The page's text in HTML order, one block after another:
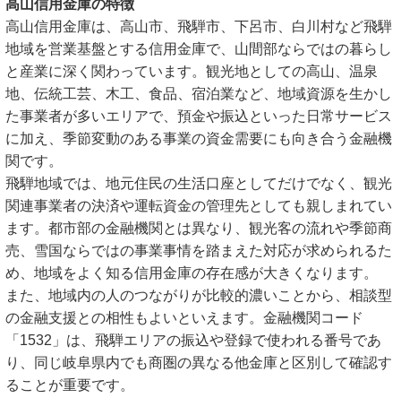
高山信用金庫の特徴
高山信用金庫は、高山市、飛騨市、下呂市、白川村など飛騨
地域を営業基盤とする信用金庫で、山間部ならではの暮らし
と産業に深く関わっています。観光地としての高山、温泉
地、伝統工芸、木工、食品、宿泊業など、地域資源を生かし
た事業者が多いエリアで、預金や振込といった日常サービス
に加え、季節変動のある事業の資金需要にも向き合う金融機
関です。
飛騨地域では、地元住民の生活口座としてだけでなく、観光
関連事業者の決済や運転資金の管理先としても親しまれてい
ます。都市部の金融機関とは異なり、観光客の流れや季節商
売、雪国ならではの事業事情を踏まえた対応が求められるた
め、地域をよく知る信用金庫の存在感が大きくなります。
また、地域内の人のつながりが比較的濃いことから、相談型
の金融支援との相性もよいといえます。金融機関コード
「1532」は、飛騨エリアの振込や登録で使われる番号であ
り、同じ岐阜県内でも商圏の異なる他金庫と区別して確認す
ることが重要です。